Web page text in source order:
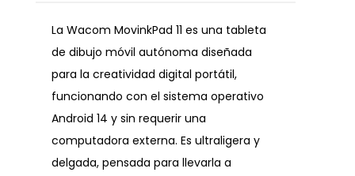
La Wacom MovinkPad 11 es una tableta
de dibujo móvil autónoma diseñada
para la creatividad digital portátil,
funcionando con el sistema operativo
Android 14 y sin requerir una
computadora externa. Es ultraligera y
delgada, pensada para llevarla a